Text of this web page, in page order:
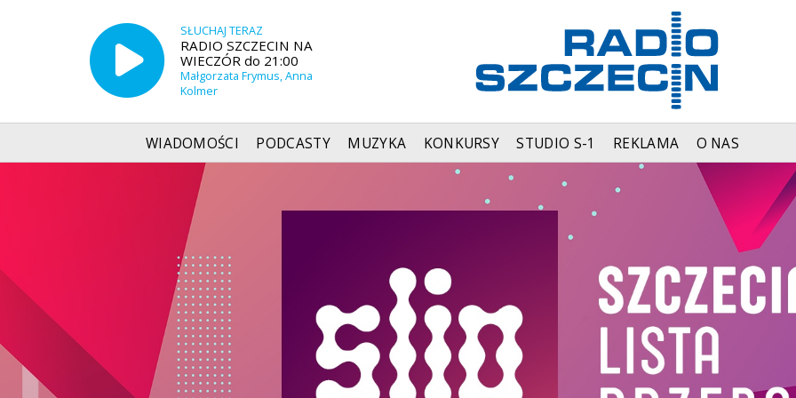
SŁUCHAJ TERAZ
RADIO SZCZECIN NA
WIECZÓR do 21:00
Małgorzata Frymus, Anna
Kolmer
WIADOMOŚCI PODCASTY MUZYKA KONKURSY STUDIO S-1 REKLAMA O NAS